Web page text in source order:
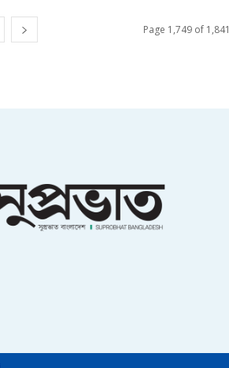
Page 1,749 of 1,841